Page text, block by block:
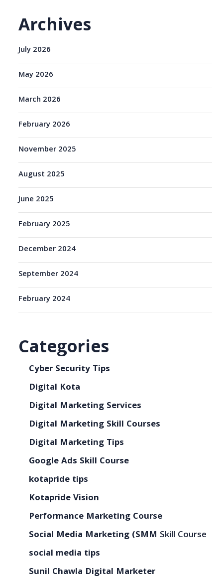
Archives
July 2026
May 2026
March 2026
February 2026
November 2025
August 2025
June 2025
February 2025
December 2024
September 2024
February 2024
Categories
Cyber Security Tips
Digital Kota
Digital Marketing Services
Digital Marketing Skill Courses
Digital Marketing Tips
Google Ads Skill Course
kotapride tips
Kotapride Vision
Performance Marketing Course
Social Media Marketing (SMM Skill Course
social media tips
Sunil Chawla Digital Marketer